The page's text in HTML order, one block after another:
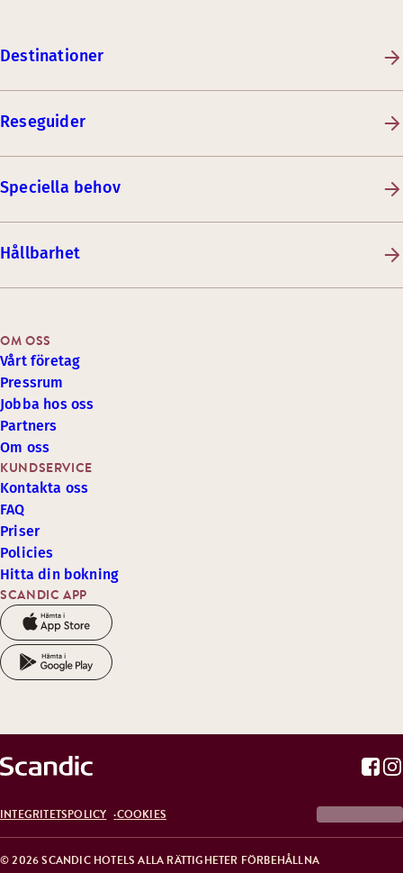
Destinationer
Reseguider
Speciella behov
Hållbarhet
SCANDIC APP
KUNDSERVICE
Kontakta oss
FAQ
Priser
Policies
Hitta din bokning
OM OSS
Vårt företag
Pressrum
Jobba hos oss
Partners
Om oss
© 2026 SCANDIC HOTELS ALLA RÄTTIGHETER FÖRBEHÅLLNA
INTEGRITETSPOLICY COOKIES